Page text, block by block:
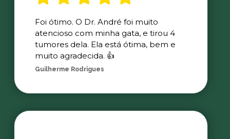
Foi ótimo. O Dr. André foi muito
atencioso com minha gata, e tirou 4
tumores dela. Ela está ótima, bem e
muito agradecida. 👍
Guilherme Rodrigues